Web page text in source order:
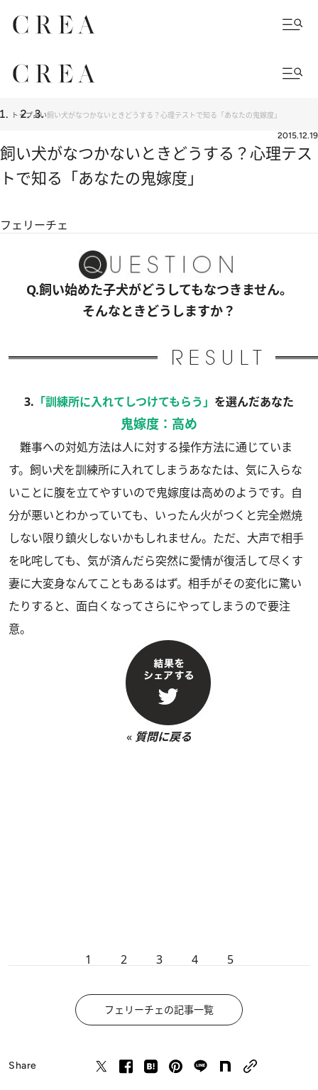
トップ占い飼い犬がなつかないときどうする？心理テストで知る「あなたの鬼嫁度」
2015.12.19
飼い犬がなつかないときどうする？心理テス
トで知る「あなたの鬼嫁度」
フェリーチェ
Q.飼い始めた子犬がどうしてもなつきません。
そんなときどうしますか？
3. 「訓練所に入れてしつけてもらう」 を選んだあなた
鬼嫁度：高め
難事への対処方法は人に対する操作方法に通じていま
す。飼い犬を訓練所に入れてしまうあなたは、気に入らな
いことに腹を立てやすいので鬼嫁度は高めのようです。自
分が悪いとわかっていても、いったん火がつくと完全燃焼
しない限り鎮火しないかもしれません。ただ、大声で相手
を叱咤しても、気が済んだら突然に愛情が復活して尽くす
妻に大変身なんてこともあるはず。相手がその変化に驚い
たりすると、面白くなってさらにやってしまうので要注
意。
« 質問に戻る
1 2 3 4 5
フェリーチェの記事一覧
Share